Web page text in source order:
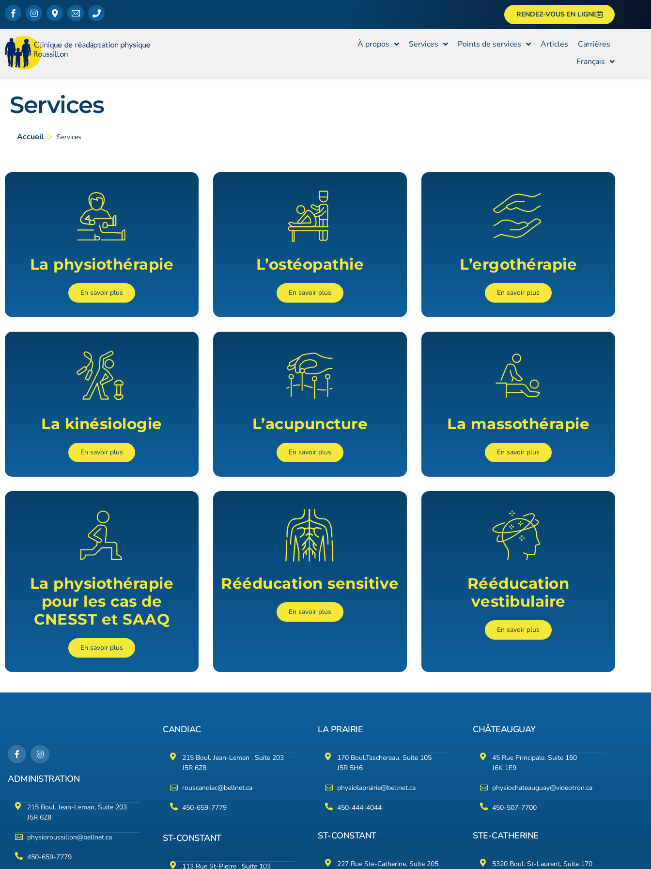
RENDEZ-VOUS EN LIGNE
À propos Services Points de services Articles
Carrières
Français
Services
Accueil Services
La physiothérapie
En savoir plus
L’ostéopathie
En savoir plus
L’ergothérapie
En savoir plus
La kinésiologie
En savoir plus
L’acupuncture
En savoir plus
La massothérapie
En savoir plus
La physiothérapie
pour les cas de
CNESST et SAAQ
En savoir plus
Rééducation sensitive
En savoir plus
Rééducation
vestibulaire
En savoir plus
ADMINISTRATION
215 Boul. Jean-Leman, Suite 203
J5R 6Z8
physioroussillon@bellnet.ca
450-659-7779
CANDIAC
215 Boul. Jean-Leman , Suite 203
J5R 6Z8
rouscandiac@bellnet.ca
450-659-7779
ST-CONSTANT
113 Rue St-Pierre , Suite 103
LA PRAIRIE
170 Boul.Taschereau, Suite 105
J5R 5H6
physiolaprairie@bellnet.ca
450-444-4044
ST-CONSTANT
227 Rue Ste-Catherine, Suite 205
CHÂTEAUGUAY
45 Rue Principale, Suite 150
J6K 1E9
physiochateauguay@videotron.ca
450-507-7700
STE-CATHERINE
5320 Boul. St-Laurent, Suite 170